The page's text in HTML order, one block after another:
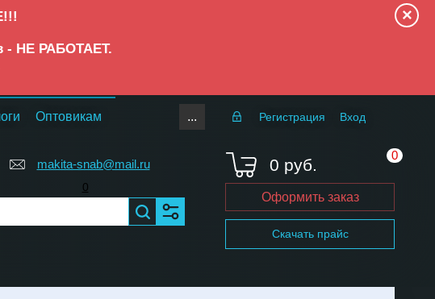
- НЕ РАБОТАЕТ.
×
Оптовикам ... Регистрация Вход
makita-snab@mail.ru
0
0
0 руб.
Оформить заказ
Скачать прайс